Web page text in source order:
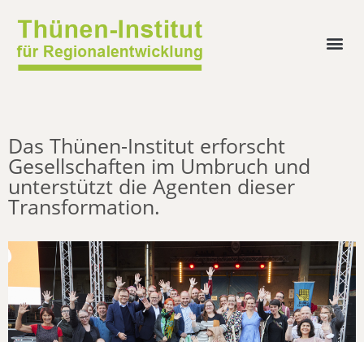
Das Thünen-Institut erforscht
Gesellschaften im Umbruch und
unterstützt die Agenten dieser
Transformation.